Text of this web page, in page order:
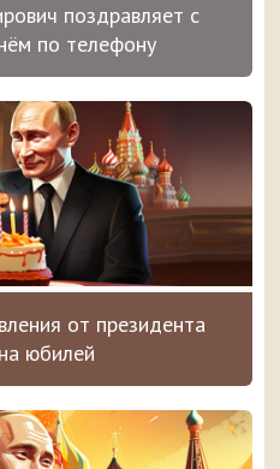
поздравляет с
по телефону
от президента
юбилей